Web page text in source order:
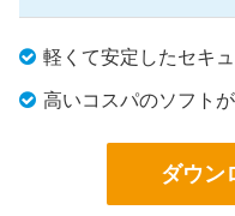
軽くて安定したセキ
高いコスパのソフト
ダウン